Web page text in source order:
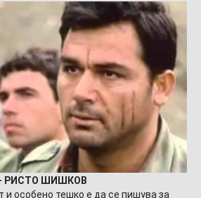
РИСТО ШИШКОВ
и особено тешко е да се пишува за